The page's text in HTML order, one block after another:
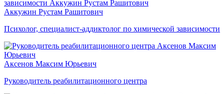
Аккужин Рустам Рашитович
Психолог, специалист-аддиктолог по химической зависимости
Аксенов Максим Юрьевич
Руководитель реабилитационного центра